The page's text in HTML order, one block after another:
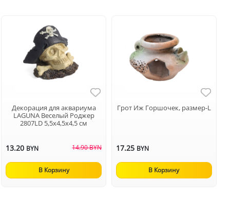
Декорация для аквариума
LAGUNA Веселый Роджер
2807LD 5,5х4,5х4,5 см
13.20 BYN 14.90 BYN
В Корзину
Грот Иж Горшочек, размер-L
17.25 BYN
В Корзину